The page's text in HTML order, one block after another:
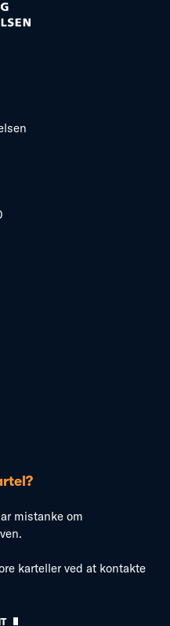
mistanke om
karteller ved at kontakte